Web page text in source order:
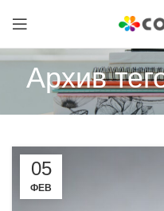
Архив
05
ФЕВ